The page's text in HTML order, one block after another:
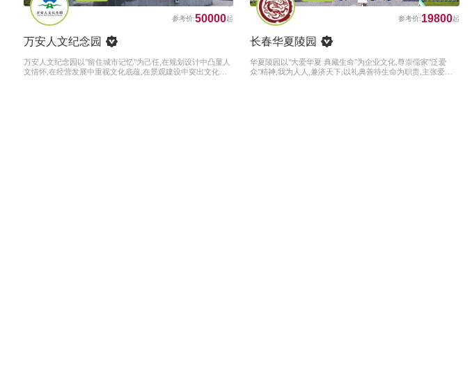
50000
万安人文纪念园
万安人文纪念园以"留住城市记忆"为己任,在规划设计中凸显人
文情怀,在经营发展中重视文化底蕴,在景观建设中突出文化风
19800
长春华夏陵园
华夏陵园以"大爱华夏 典藏生命"为企业文化,尊崇儒家"泛爱
众"精神,我为人人,兼济天下;以礼典善待生命为职责,主张爱世